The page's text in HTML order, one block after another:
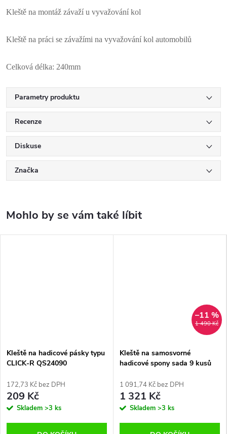
Kleště na montáž závaží u vyvažování kol
Kleště na práci se závažími na vyvažování kol automobilů
Celková délka: 240mm
Parametry produktu
Recenze
Diskuse
Značka
Kleště na hadicové pásky typu
CLICK-R QS24090
172,73 Kč bez DPH
209 Kč
Skladem >3 ks
1 490 Kč
–11 %
Kleště na samosvorné
hadicové spony sada 9 kusů
1 091,74 Kč bez DPH
1 321 Kč
Skladem >3 ks